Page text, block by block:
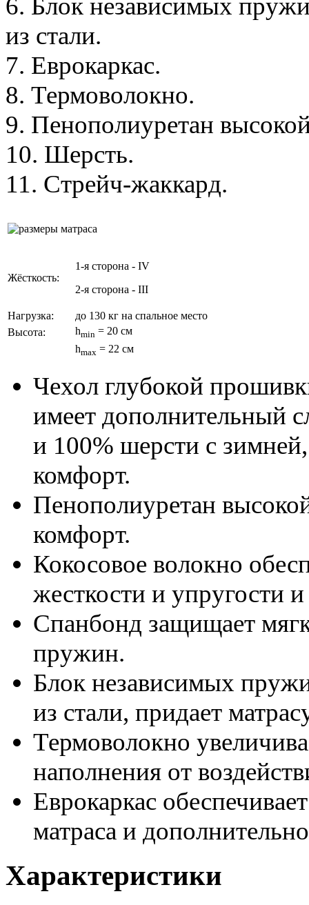
6. Блок независимых
из стали.
7. Еврокаркас.
8. Термоволокно.
9. Пенополиуретан
10. Шерсть.
11. Стрейч-жаккард.
Жёсткость:
1-я сторона - IV
2-я сторона - III
Нагрузка:
до 130 кг на спальное место
Высота:
hmin = 20 см
hmax = 22 см
Чехол глубокой
имеет дополнительный
и 100% шерсти с
комфорт.
Пенополиуретан
комфорт.
Кокосовое волокно
жесткости и упругости
Спанбонд защищает
пружин.
Блок независимых
из стали, придает
Термоволокно
наполнения от
Еврокаркас
матраса и
Характеристики